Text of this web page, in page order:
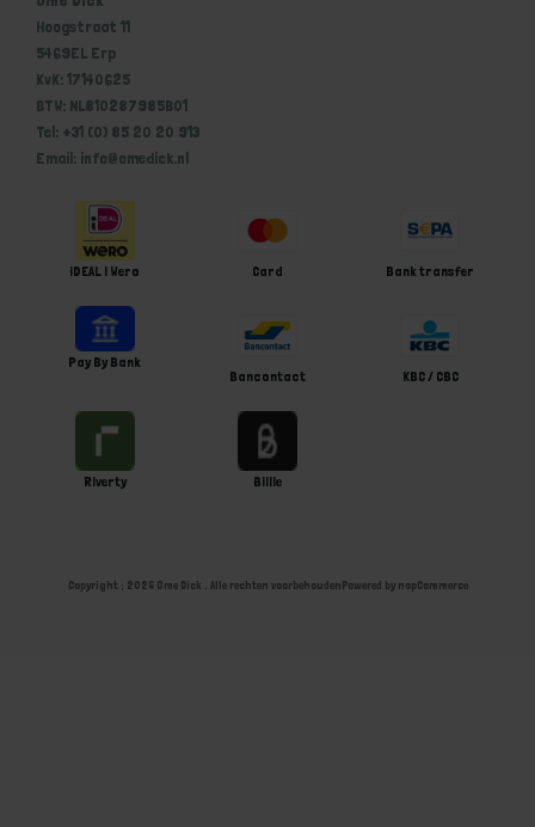
Hoogstraat 11
5469EL Erp
KvK: 17140625
BTW: NL810287985B01
Tel: +31 (0) 85 20 20 913
Email: info@omedick.nl
iDEAL | Wero Card Bank transfer
Pay By Bank
Bancontact
KBC / CBC
Riverty Billie
Copyright ; 2026 Ome Dick . Alle rechten voorbehoudenPowered by nopCommerce